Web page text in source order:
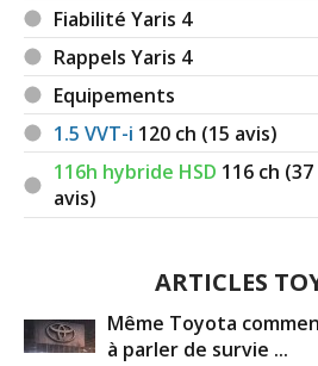
Fiabilité Yaris 4
Rappels Yaris 4
Equipements
1.5 VVT-i 120 ch (15 avis)
116h hybride HSD 116 ch (37
avis)
ARTICLES
Même Toyota
à parler de survie ...